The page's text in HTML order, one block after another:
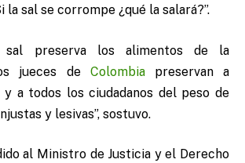
la sal se corrompe ¿qué la salará?”.
sal preserva los alimentos de la
jueces de Colombiapreservan a
y a todos los ciudadanos del peso de
y lesivas”, sostuvo.
al Ministro de Justicia y el Derecho